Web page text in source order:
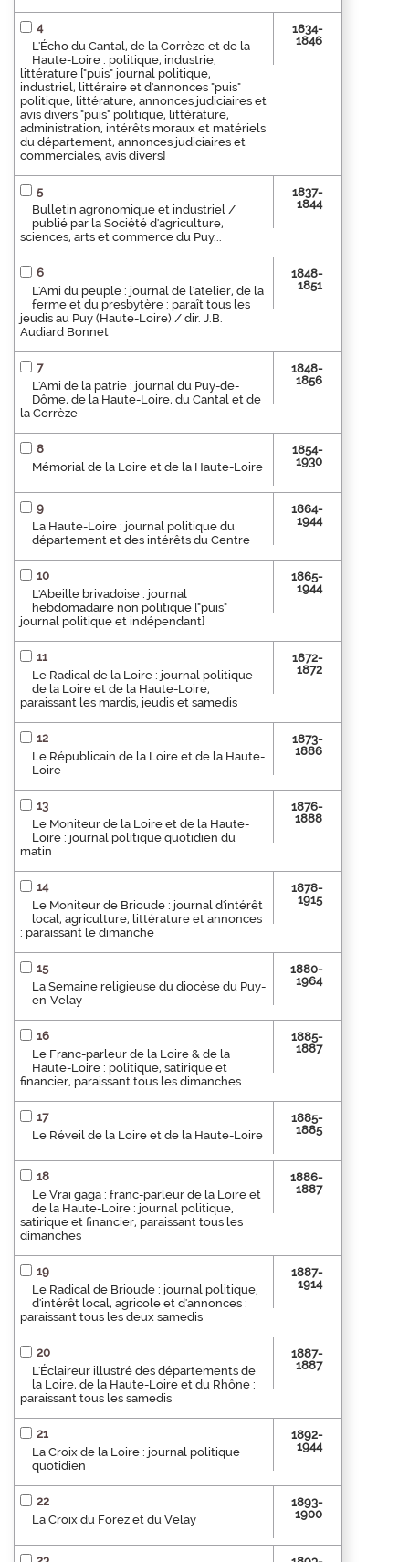
4
L'Écho du Cantal, de la Corrèze et de la
Haute-Loire : politique, industrie,
littérature ["puis" journal politique,
industriel, littéraire et d'annonces "puis"
politique, littérature, annonces judiciaires et
avis divers "puis" politique, littérature,
administration, intérêts moraux et matériels
du département, annonces judiciaires et
commerciales, avis divers]
1834-
1846
5
Bulletin agronomique et industriel /
publié par la Société d'agriculture,
sciences, arts et commerce du Puy...
1837-
1844
6
L'Ami du peuple : journal de l'atelier, de la
ferme et du presbytère : paraît tous les
jeudis au Puy (Haute-Loire) / dir. J.B.
Audiard Bonnet
1848-
1851
7
L'Ami de la patrie : journal du Puy-de-
Dôme, de la Haute-Loire, du Cantal et de
la Corrèze
1848-
1856
8
Mémorial de la Loire et de la Haute-Loire
1854-
1930
9
La Haute-Loire : journal politique du
département et des intérêts du Centre
1864-
1944
10
L'Abeille brivadoise : journal
hebdomadaire non politique ["puis"
journal politique et indépendant]
1865-
1944
11
Le Radical de la Loire : journal politique
de la Loire et de la Haute-Loire,
paraissant les mardis, jeudis et samedis
1872-
1872
12
Le Républicain de la Loire et de la Haute-
Loire
1873-
1886
13
Le Moniteur de la Loire et de la Haute-
Loire : journal politique quotidien du
matin
1876-
1888
14
Le Moniteur de Brioude : journal d'intérêt
local, agriculture, littérature et annonces
: paraissant le dimanche
1878-
1915
15
La Semaine religieuse du diocèse du Puy-
en-Velay
1880-
1964
16
Le Franc-parleur de la Loire & de la
Haute-Loire : politique, satirique et
financier, paraissant tous les dimanches
1885-
1887
17
Le Réveil de la Loire et de la Haute-Loire
1885-
1885
18
Le Vrai gaga : franc-parleur de la Loire et
de la Haute-Loire : journal politique,
satirique et financier, paraissant tous les
dimanches
1886-
1887
19
Le Radical de Brioude : journal politique,
d'intérêt local, agricole et d'annonces :
paraissant tous les deux samedis
1887-
1914
20
L'Éclaireur illustré des départements de
la Loire, de la Haute-Loire et du Rhône :
paraissant tous les samedis
1887-
1887
21
La Croix de la Loire : journal politique
quotidien
1892-
1944
22
La Croix du Forez et du Velay
1893-
1900